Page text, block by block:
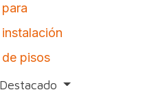
para
instalación
de pisos
Destacado